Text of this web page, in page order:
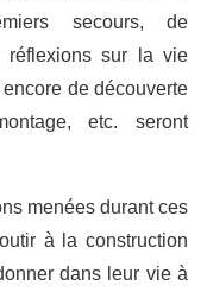
secours, de
réflexions sur la vie
de découverte
etc. seront
menées durant ces
à la construction
dans leur vie à